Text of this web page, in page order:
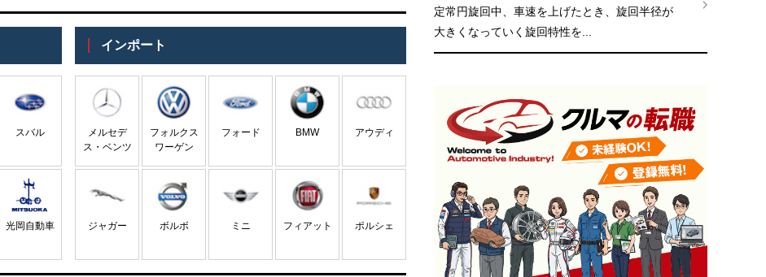
スバル
光岡自動車
インポート
メルセデ
ス・ベンツ
フォルクス
ワーゲン
フォード BMW アウディ
ジャガー ボルボ ミニ フィアット ポルシェ
定常円旋回中、車速を上げたとき、旋回半径が
大きくなっていく旋回特性を...